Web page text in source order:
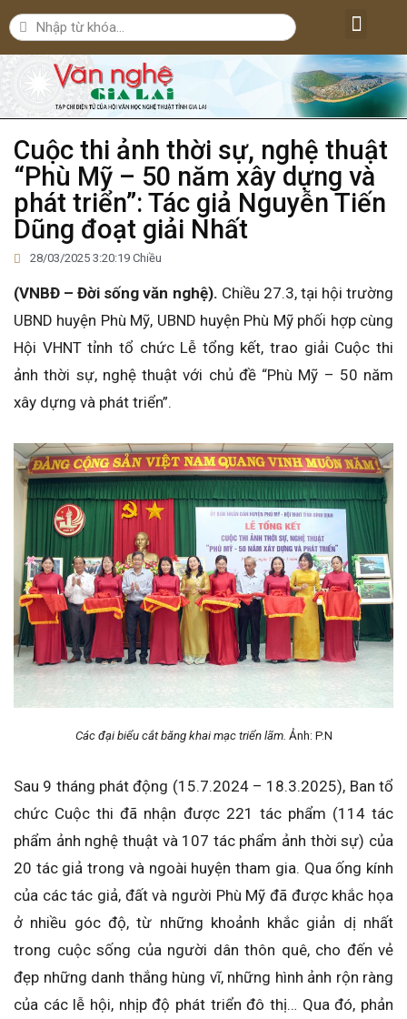
Cuộc thi ảnh thời sự, nghệ thuật
“Phù Mỹ – 50 năm xây dựng và
phát triển”: Tác giả Nguyễn Tiến
Dũng đoạt giải Nhất
28/03/2025 3:20:19 Chiều
(VNBĐ – Đời sống văn nghệ). Chiều 27.3, tại hội trường
UBND huyện Phù Mỹ, UBND huyện Phù Mỹ phối hợp cùng
Hội VHNT tỉnh tổ chức Lễ tổng kết, trao giải Cuộc thi
ảnh thời sự, nghệ thuật với chủ đề “Phù Mỹ – 50 năm
xây dựng và phát triển”.
Các đại biểu cắt băng khai mạc triển lãm. Ảnh: P.N
Sau 9 tháng phát động (15.7.2024 – 18.3.2025), Ban tổ
chức Cuộc thi đã nhận được 221 tác phẩm (114 tác
phẩm ảnh nghệ thuật và 107 tác phẩm ảnh thời sự) của
20 tác giả trong và ngoài huyện tham gia. Qua ống kính
của các tác giả, đất và người Phù Mỹ đã được khắc họa
ở nhiều góc độ, từ những khoảnh khắc giản dị nhất
trong cuộc sống của người dân thôn quê, cho đến vẻ
đẹp những danh thắng hùng vĩ, những hình ảnh rộn ràng
của các lễ hội, nhịp độ phát triển đô thị… Qua đó, phản